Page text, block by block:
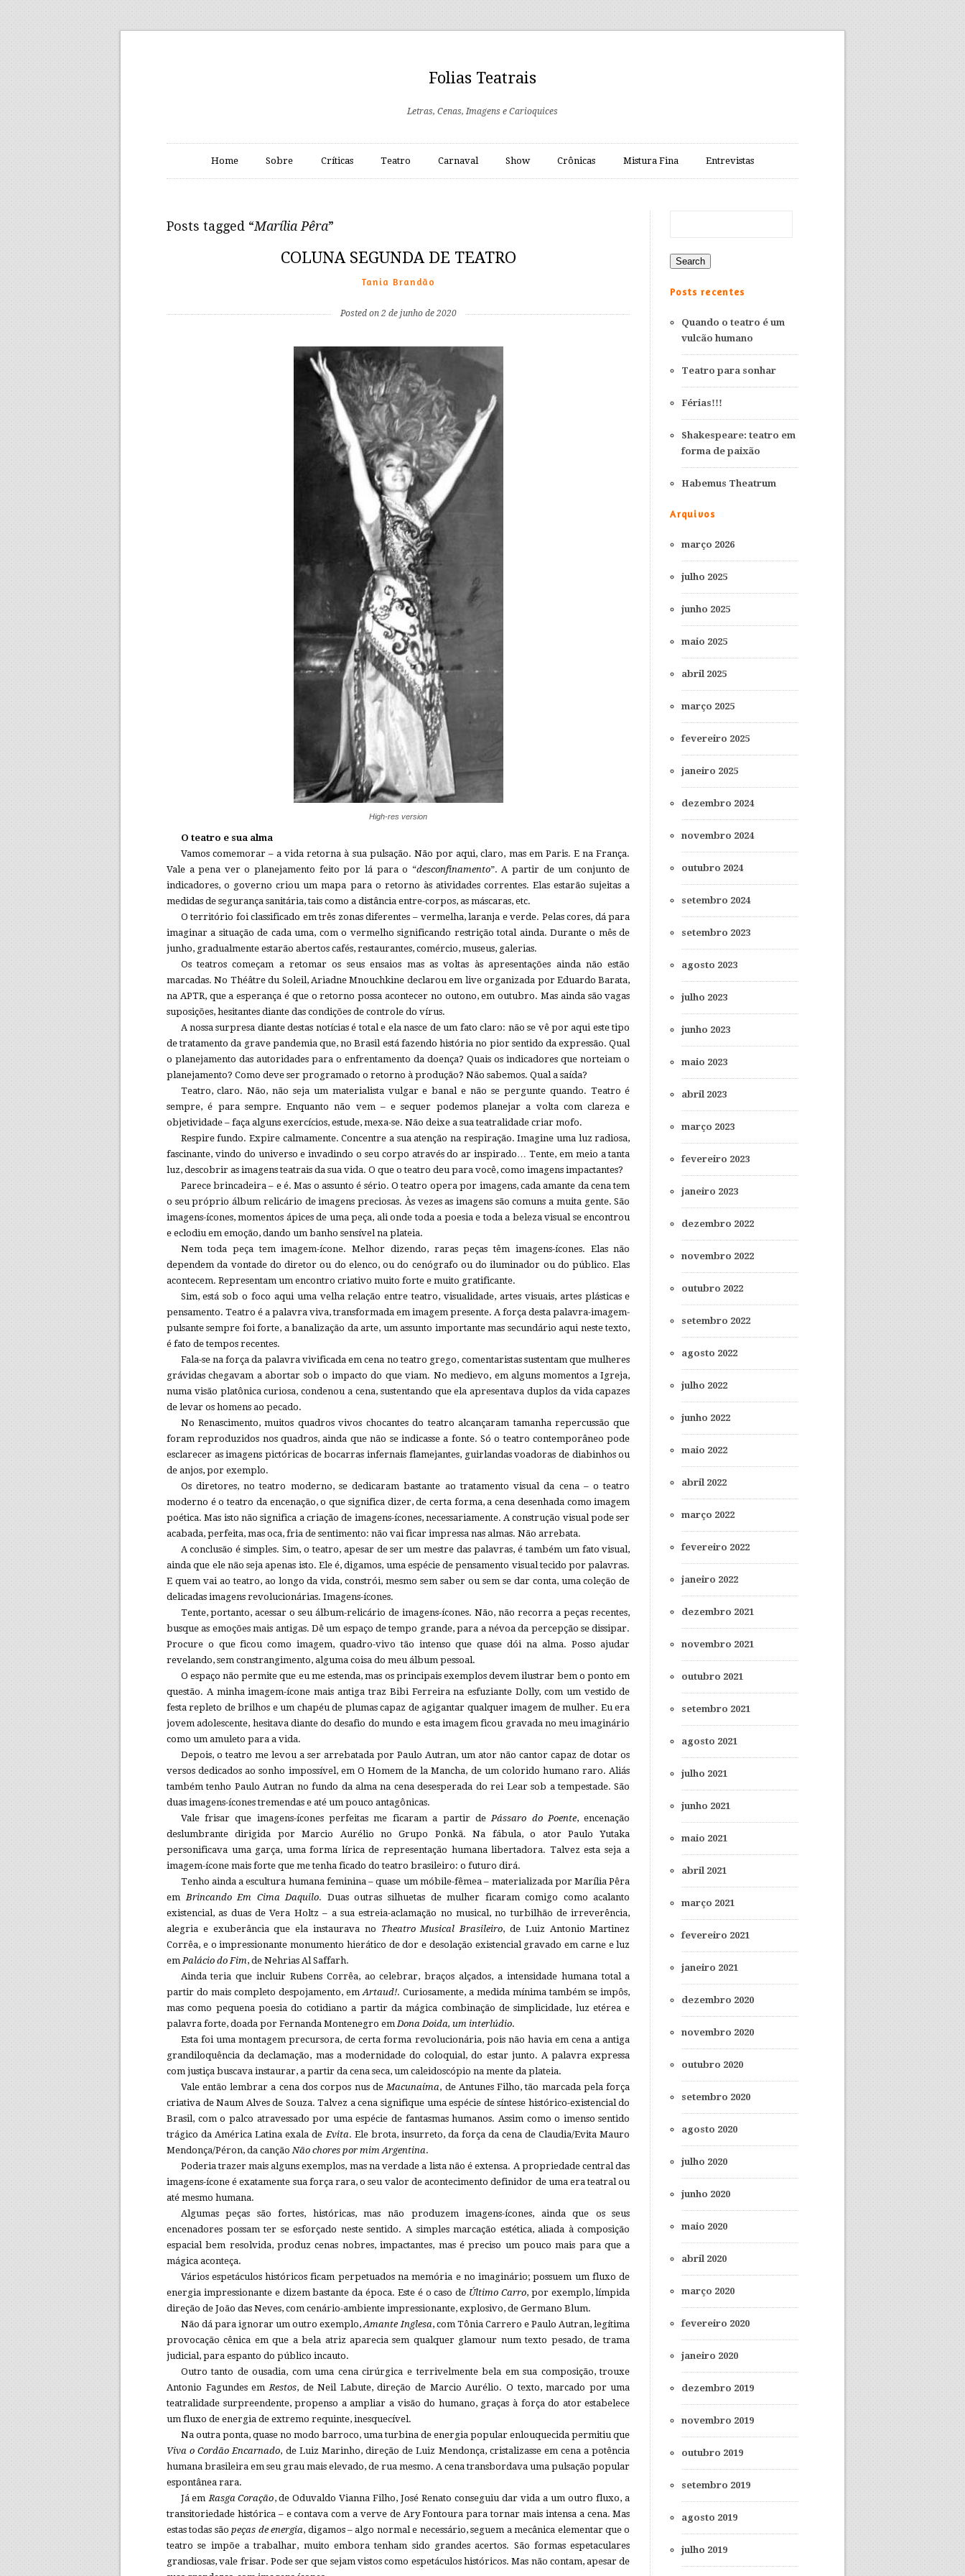
Folias Teatrais
Letras, Cenas, Imagens e Carioquices
Home Sobre Críticas Teatro Carnaval Show Crônicas Mistura Fina Entrevistas
Posts tagged “Marília Pêra”
COLUNA SEGUNDA DE TEATRO
Tania Brandão
Posted on 2 de junho de 2020
High-res version
O teatro e sua alma
Vamos comemorar – a vida retorna à sua pulsação. Não por aqui, claro, mas em Paris. E na França.
Vale a pena ver o planejamento feito por lá para o “desconfinamento”. A partir de um conjunto de
indicadores, o governo criou um mapa para o retorno às atividades correntes. Elas estarão sujeitas a
medidas de segurança sanitária, tais como a distância entre-corpos, as máscaras, etc.
O território foi classificado em três zonas diferentes – vermelha, laranja e verde. Pelas cores, dá para
imaginar a situação de cada uma, com o vermelho significando restrição total ainda. Durante o mês de
junho, gradualmente estarão abertos cafés, restaurantes, comércio, museus, galerias.
Os teatros começam a retomar os seus ensaios mas as voltas às apresentações ainda não estão
marcadas. No Théâtre du Soleil, Ariadne Mnouchkine declarou em live organizada por Eduardo Barata,
na APTR, que a esperança é que o retorno possa acontecer no outono, em outubro. Mas ainda são vagas
suposições, hesitantes diante das condições de controle do vírus.
A nossa surpresa diante destas notícias é total e ela nasce de um fato claro: não se vê por aqui este tipo
de tratamento da grave pandemia que, no Brasil está fazendo história no pior sentido da expressão. Qual
o planejamento das autoridades para o enfrentamento da doença? Quais os indicadores que norteiam o
planejamento? Como deve ser programado o retorno à produção? Não sabemos. Qual a saída?
Teatro, claro. Não, não seja um materialista vulgar e banal e não se pergunte quando. Teatro é
sempre, é para sempre. Enquanto não vem – e sequer podemos planejar a volta com clareza e
objetividade – faça alguns exercícios, estude, mexa-se. Não deixe a sua teatralidade criar mofo.
Respire fundo. Expire calmamente. Concentre a sua atenção na respiração. Imagine uma luz radiosa,
fascinante, vindo do universo e invadindo o seu corpo através do ar inspirado… Tente, em meio a tanta
luz, descobrir as imagens teatrais da sua vida. O que o teatro deu para você, como imagens impactantes?
Parece brincadeira – e é. Mas o assunto é sério. O teatro opera por imagens, cada amante da cena tem
o seu próprio álbum relicário de imagens preciosas. Às vezes as imagens são comuns a muita gente. São
imagens-ícones, momentos ápices de uma peça, ali onde toda a poesia e toda a beleza visual se encontrou
e eclodiu em emoção, dando um banho sensível na plateia.
Nem toda peça tem imagem-ícone. Melhor dizendo, raras peças têm imagens-ícones. Elas não
dependem da vontade do diretor ou do elenco, ou do cenógrafo ou do iluminador ou do público. Elas
acontecem. Representam um encontro criativo muito forte e muito gratificante.
Sim, está sob o foco aqui uma velha relação entre teatro, visualidade, artes visuais, artes plásticas e
pensamento. Teatro é a palavra viva, transformada em imagem presente. A força desta palavra-imagem-
pulsante sempre foi forte, a banalização da arte, um assunto importante mas secundário aqui neste texto,
é fato de tempos recentes.
Fala-se na força da palavra vivificada em cena no teatro grego, comentaristas sustentam que mulheres
grávidas chegavam a abortar sob o impacto do que viam. No medievo, em alguns momentos a Igreja,
numa visão platônica curiosa, condenou a cena, sustentando que ela apresentava duplos da vida capazes
de levar os homens ao pecado.
No Renascimento, muitos quadros vivos chocantes do teatro alcançaram tamanha repercussão que
foram reproduzidos nos quadros, ainda que não se indicasse a fonte. Só o teatro contemporâneo pode
esclarecer as imagens pictóricas de bocarras infernais flamejantes, guirlandas voadoras de diabinhos ou
de anjos, por exemplo.
Os diretores, no teatro moderno, se dedicaram bastante ao tratamento visual da cena – o teatro
moderno é o teatro da encenação, o que significa dizer, de certa forma, a cena desenhada como imagem
poética. Mas isto não significa a criação de imagens-ícones, necessariamente. A construção visual pode ser
acabada, perfeita, mas oca, fria de sentimento: não vai ficar impressa nas almas. Não arrebata.
A conclusão é simples. Sim, o teatro, apesar de ser um mestre das palavras, é também um fato visual,
ainda que ele não seja apenas isto. Ele é, digamos, uma espécie de pensamento visual tecido por palavras.
E quem vai ao teatro, ao longo da vida, constrói, mesmo sem saber ou sem se dar conta, uma coleção de
delicadas imagens revolucionárias. Imagens-ícones.
Tente, portanto, acessar o seu álbum-relicário de imagens-ícones. Não, não recorra a peças recentes,
busque as emoções mais antigas. Dê um espaço de tempo grande, para a névoa da percepção se dissipar.
Procure o que ficou como imagem, quadro-vivo tão intenso que quase dói na alma. Posso ajudar
revelando, sem constrangimento, alguma coisa do meu álbum pessoal.
O espaço não permite que eu me estenda, mas os principais exemplos devem ilustrar bem o ponto em
questão. A minha imagem-ícone mais antiga traz Bibi Ferreira na esfuziante Dolly, com um vestido de
festa repleto de brilhos e um chapéu de plumas capaz de agigantar qualquer imagem de mulher. Eu era
jovem adolescente, hesitava diante do desafio do mundo e esta imagem ficou gravada no meu imaginário
como um amuleto para a vida.
Depois, o teatro me levou a ser arrebatada por Paulo Autran, um ator não cantor capaz de dotar os
versos dedicados ao sonho impossível, em O Homem de la Mancha, de um colorido humano raro. Aliás
também tenho Paulo Autran no fundo da alma na cena desesperada do rei Lear sob a tempestade. São
duas imagens-ícones tremendas e até um pouco antagônicas.
Vale frisar que imagens-ícones perfeitas me ficaram a partir dePássaro do Poente, encenação
deslumbrante dirigida por Marcio Aurélio no Grupo Ponkã. Na fábula, o ator Paulo Yutaka
personificava uma garça, uma forma lírica de representação humana libertadora. Talvez esta seja a
imagem-ícone mais forte que me tenha ficado do teatro brasileiro: o futuro dirá.
Tenho ainda a escultura humana feminina – quase um móbile-fêmea – materializada por Marília Pêra
emBrincando Em Cima Daquilo. Duas outras silhuetas de mulher ficaram comigo como acalanto
existencial, as duas de Vera Holtz – a sua estreia-aclamação no musical, no turbilhão de irreverência,
alegria e exuberância que ela instaurava no Theatro Musical Brasileiro, de Luiz Antonio Martinez
Corrêa, e o impressionante monumento hierático de dor e desolação existencial gravado em carne e luz
emPalácio do Fim, de Nehrias Al Saffarh.
Ainda teria que incluir Rubens Corrêa, ao celebrar, braços alçados, a intensidade humana total a
partir do mais completo despojamento, emArtaud!. Curiosamente, a medida mínima também se impôs,
mas como pequena poesia do cotidiano a partir da mágica combinação de simplicidade, luz etérea e
palavra forte, doada por Fernanda Montenegro emDona Doida, um interlúdio.
Esta foi uma montagem precursora, de certa forma revolucionária, pois não havia em cena a antiga
grandiloquência da declamação, mas a modernidade do coloquial, do estar junto. A palavra expressa
com justiça buscava instaurar, a partir da cena seca, um caleidoscópio na mente da plateia.
Vale então lembrar a cena dos corpos nus deMacunaíma, de Antunes Filho, tão marcada pela força
criativa de Naum Alves de Souza. Talvez a cena signifique uma espécie de síntese histórico-existencial do
Brasil, com o palco atravessado por uma espécie de fantasmas humanos. Assim como o imenso sentido
trágico da América Latina exala deEvita. Ele brota, insurreto, da força da cena de Claudia/Evita Mauro
Mendonça/Péron, da cançãoNão chores por mim Argentina.
Poderia trazer mais alguns exemplos, mas na verdade a lista não é extensa. A propriedade central das
imagens-ícone é exatamente sua força rara, o seu valor de acontecimento definidor de uma era teatral ou
até mesmo humana.
Algumas peças são fortes, históricas, mas não produzem imagens-ícones, ainda que os seus
encenadores possam ter se esforçado neste sentido. A simples marcação estética, aliada à composição
espacial bem resolvida, produz cenas nobres, impactantes, mas é preciso um pouco mais para que a
mágica aconteça.
Vários espetáculos históricos ficam perpetuados na memória e no imaginário; possuem um fluxo de
energia impressionante e dizem bastante da época. Este é o caso de Último Carro, por exemplo, límpida
direção de João das Neves, com cenário-ambiente impressionante, explosivo, de Germano Blum.
Não dá para ignorar um outro exemplo,Amante Inglesa, com Tônia Carrero e Paulo Autran, legítima
provocação cênica em que a bela atriz aparecia sem qualquer glamour num texto pesado, de trama
judicial, para espanto do público incauto.
Outro tanto de ousadia, com uma cena cirúrgica e terrivelmente bela em sua composição, trouxe
Antonio Fagundes emRestos, de Neil Labute, direção de Marcio Aurélio. O texto, marcado por uma
teatralidade surpreendente, propenso a ampliar a visão do humano, graças à força do ator estabelece
um fluxo de energia de extremo requinte, inesquecível.
Na outra ponta, quase no modo barroco, uma turbina de energia popular enlouquecida permitiu que
Viva o Cordão Encarnado, de Luiz Marinho, direção de Luiz Mendonça, cristalizasse em cena a potência
humana brasileira em seu grau mais elevado, de rua mesmo. A cena transbordava uma pulsação popular
espontânea rara.
Já emRasga Coração, de Oduvaldo Vianna Filho, José Renato conseguiu dar vida a um outro fluxo, a
transitoriedade histórica – e contava com a verve de Ary Fontoura para tornar mais intensa a cena. Mas
estas todas sãopeças de energia, digamos – algo normal e necessário, seguem a mecânica elementar que o
teatro se impõe a trabalhar, muito embora tenham sido grandes acertos. São formas espetaculares
grandiosas, vale frisar. Pode ser que sejam vistos como espetáculos históricos. Mas não contam, apesar de
Posts recentes
Quando o teatro é um
vulcão humano
Teatro para sonhar
Férias!!!
Shakespeare: teatro em
forma de paixão
Habemus Theatrum
Arquivos
março 2026
julho 2025
junho 2025
maio 2025
abril 2025
março 2025
fevereiro 2025
janeiro 2025
dezembro 2024
novembro 2024
outubro 2024
setembro 2024
setembro 2023
agosto 2023
julho 2023
junho 2023
maio 2023
abril 2023
março 2023
fevereiro 2023
janeiro 2023
dezembro 2022
novembro 2022
outubro 2022
setembro 2022
agosto 2022
julho 2022
junho 2022
maio 2022
abril 2022
março 2022
fevereiro 2022
janeiro 2022
dezembro 2021
novembro 2021
outubro 2021
setembro 2021
agosto 2021
julho 2021
junho 2021
maio 2021
abril 2021
março 2021
fevereiro 2021
janeiro 2021
dezembro 2020
novembro 2020
outubro 2020
setembro 2020
agosto 2020
julho 2020
junho 2020
maio 2020
abril 2020
março 2020
fevereiro 2020
janeiro 2020
dezembro 2019
novembro 2019
outubro 2019
setembro 2019
agosto 2019
julho 2019